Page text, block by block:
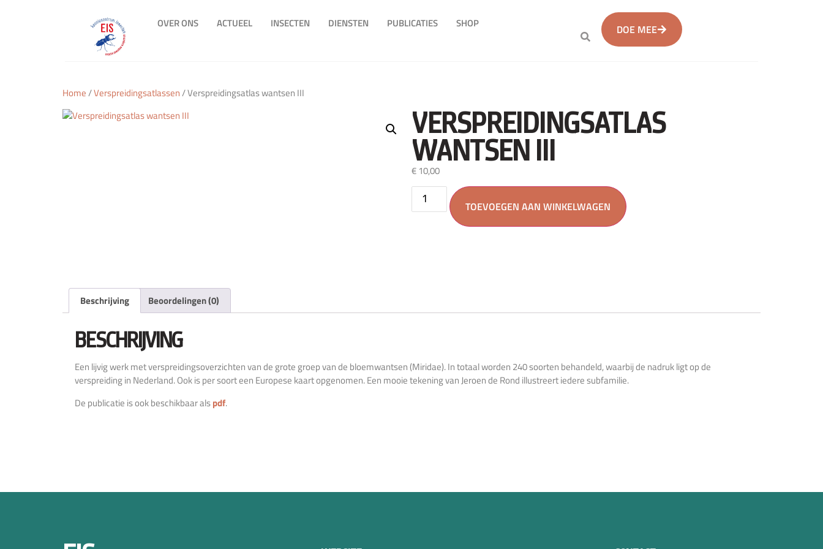
OVER ONS ACTUEEL INSECTEN DIENSTEN PUBLICATIES SHOP DOE MEE
Home/Verspreidingsatlassen/ Verspreidingsatlas wantsen III
VERSPREIDINGSATLAS
WANTSEN III
€10,00
TOEVOEGEN AAN WINKELWAGEN
Beschrijving Beoordelingen (0)
BESCHRIJVING
Een lijvig werk met verspreidingsoverzichten van de grote groep van de bloemwantsen (Miridae). In totaal worden 240 soorten behandeld, waarbij de nadruk ligt op de
verspreiding in Nederland. Ook is per soort een Europese kaart opgenomen. Een mooie tekening van Jeroen de Rond illustreert iedere subfamilie.
De publicatie is ook beschikbaar alspdf.